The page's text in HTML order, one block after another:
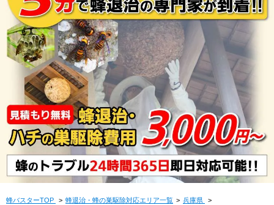
蜂バスターTOP 蜂退治・蜂の巣駆除対応エリア一覧
兵庫県